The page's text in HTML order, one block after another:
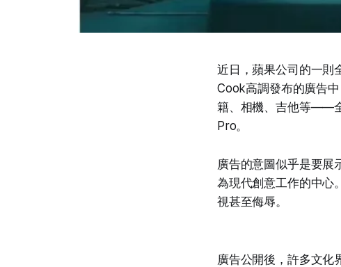
近日，蘋果公司的一則
Cook高調發布的廣告
籍、相機、吉他等——
Pro。
廣告的意圖似乎是要展
為現代創意工作的中心
視甚至侮辱。
廣告公開後，許多文化